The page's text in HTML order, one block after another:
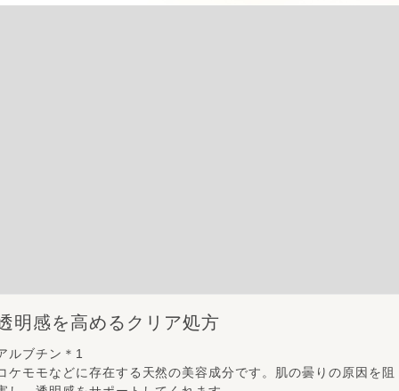
明感を高めるクリア処方
ルブチン＊1
ケモモなどに存在する天然の美容成分です。肌の曇りの原因を阻